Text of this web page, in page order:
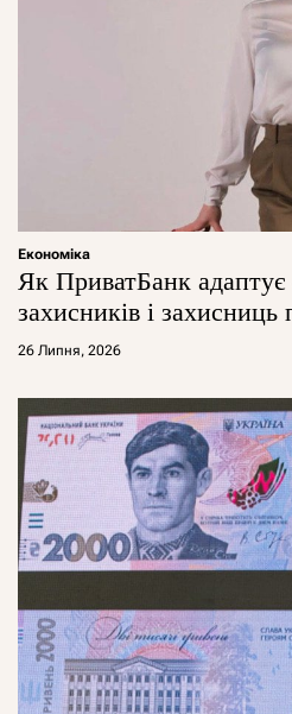
Економіка
Як ПриватБанк адаптує
захисників і захисниць
26 Липня, 2026